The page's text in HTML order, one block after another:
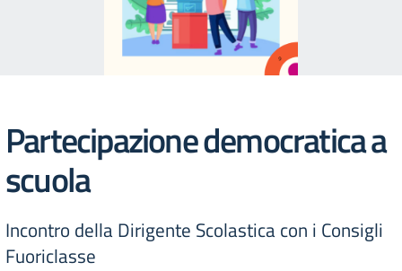
Partecipazione democratica a
scuola
Incontro della Dirigente Scolastica con i Consigli
Fuoriclasse